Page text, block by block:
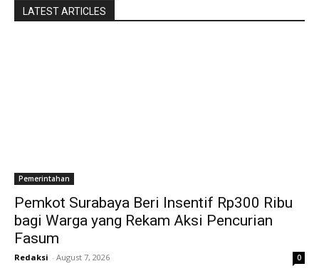
LATEST ARTICLES
Pemerintahan
Pemkot Surabaya Beri Insentif Rp300 Ribu
bagi Warga yang Rekam Aksi Pencurian
Fasum
Redaksi - August 7, 2026 0